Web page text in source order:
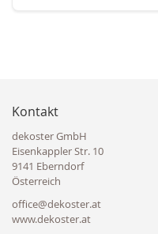
Kontakt
dekoster GmbH
Eisenkappler Str. 10
9141 Eberndorf
Österreich
office@dekoster.at
www.dekoster.at